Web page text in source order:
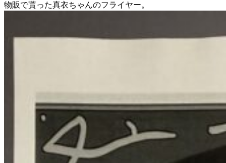
物販で貰った真衣ちゃんのフライヤー。